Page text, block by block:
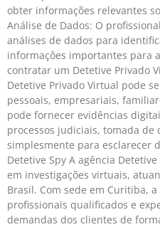
obter informações relevantes
Análise de Dados: O
análises de dados para
informações importantes para
contratar um Detetive Privado
Detetive Privado Virtual pode
pessoais, empresariais,
pode fornecer evidências
processos judiciais, tomada de
simplesmente para esclarecer
Detetive Spy A agência
em investigações virtuais,
Brasil. Com sede em Curitiba,
profissionais qualificados e
demandas dos clientes de